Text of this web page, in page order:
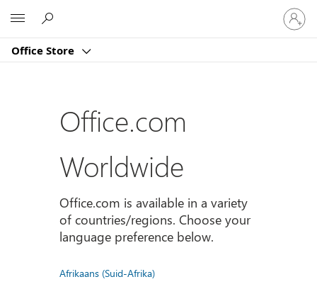
Office Store
Sign
in
to
account
Office.com
Worldwide
Office.com is available in a variety
of countries/regions. Choose your
language preference below.
Afrikaans (Suid-Afrika)